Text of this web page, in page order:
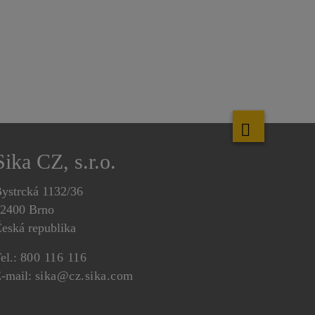
CZ, s.r.o.
1132/36
Brno
republika
800 116 116
mail: sika@cz.sika.com